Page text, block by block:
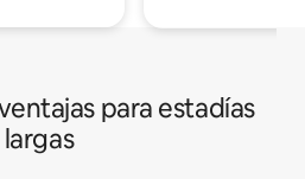
para estadías
largas